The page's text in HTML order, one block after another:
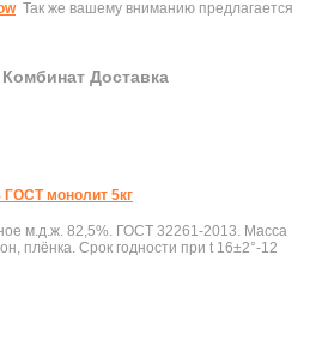
Так же вашему вниманию предлагается
Доставка
монолит 5кг
м.д.ж. 82,5%. ГОСТ 32261-2013. Масса
плёнка. Срок годности при t 16±2°-12